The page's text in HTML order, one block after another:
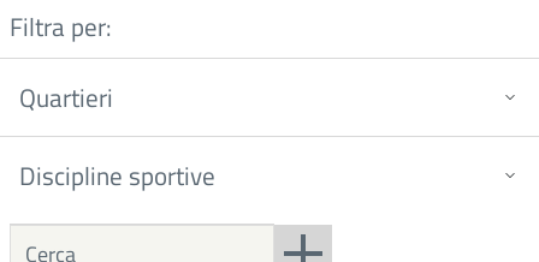
Filtra per:
Quartieri
Discipline sportive